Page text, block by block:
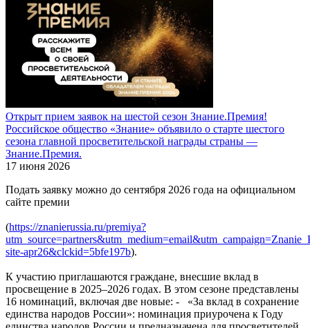
Открыт прием заявок на шестой сезон Знание.Премия!
Российское общество «Знание» объявило о старте шестого
сезона главной просветительской награды страны —
Знание.Премия.
17 июня 2026
Подать заявку можно до сентября 2026 года на официальном
сайте премии
(https://znanierussia.ru/premiya?
site-apr26&clckid=5bfe197b).
К участию приглашаются граждане, внесшие вклад в
просвещение в 2025–2026 годах. В этом сезоне представлены
16 номинаций, включая две новые: - «За вклад в сохранение
единства народов России»: номинация приурочена к Году